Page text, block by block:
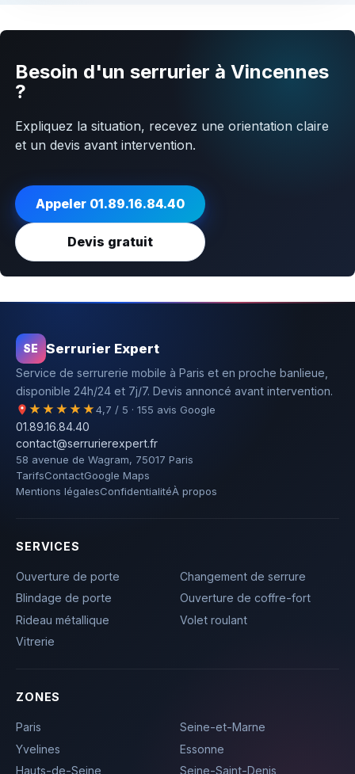
Besoin d'un serrurier à Vincennes
?
Expliquez la situation, recevez une orientation claire
et un devis avant intervention.
Appeler 01.89.16.84.40
Devis gratuit
SE Serrurier Expert
Service de serrurerie mobile à Paris et en proche banlieue,
disponible 24h/24 et 7j/7. Devis annoncé avant intervention.
★★★★★4,7 / 5 · 155 avis Google
01.89.16.84.40
contact@serrurierexpert.fr
58 avenue de Wagram, 75017 Paris
TarifsContactGoogle Maps
Mentions légalesConfidentialitéÀ propos
SERVICES
Ouverture de porte
Changement de serrure
Blindage de porte
Ouverture de coffre-fort
Rideau métallique
Volet roulant
Vitrerie
ZONES
Paris
Seine-et-Marne
Yvelines
Essonne
Hauts-de-Seine
Seine-Saint-Denis